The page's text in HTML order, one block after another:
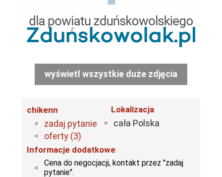
wyświetl wszystkie duże zdjęcia
chikenn
zadaj pytanie
oferty (3)
Lokalizacja
cała Polska
Informacje dodatkowe
Cena do negocjacji, kontakt przez "zadaj
pytanie".